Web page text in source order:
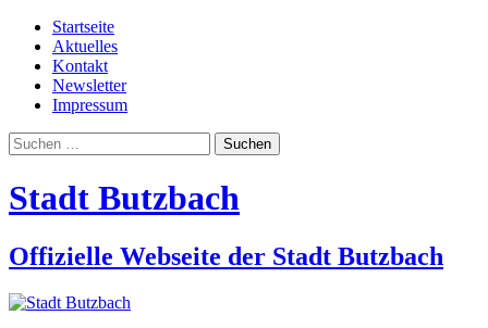
Startseite
Aktuelles
Kontakt
Newsletter
Impressum
Suchen
nach:
Stadt Butzbach
Offizielle Webseite der Stadt Butzbach